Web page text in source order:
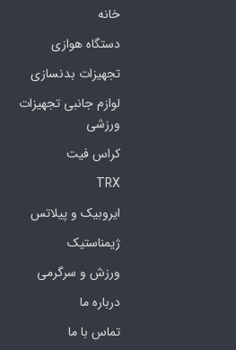
خانه
دستگاه هوازی
تجهیزات بدنسازی
لوازم جانبی تجهیزات
ورزشی
کراس فیت
TRX
ایروبیک و پیلاتس
ژیمناستیک
ورزش و سرگرمی
درباره ما
تماس با ما